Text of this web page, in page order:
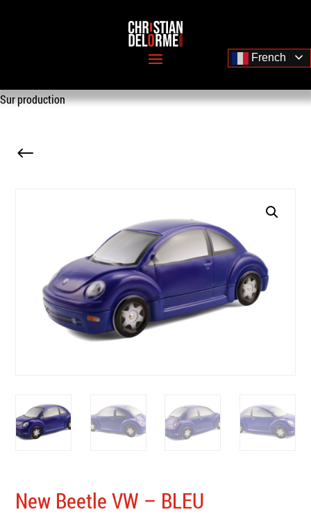
Sur production
#
New Beetle VW – BLEU
French